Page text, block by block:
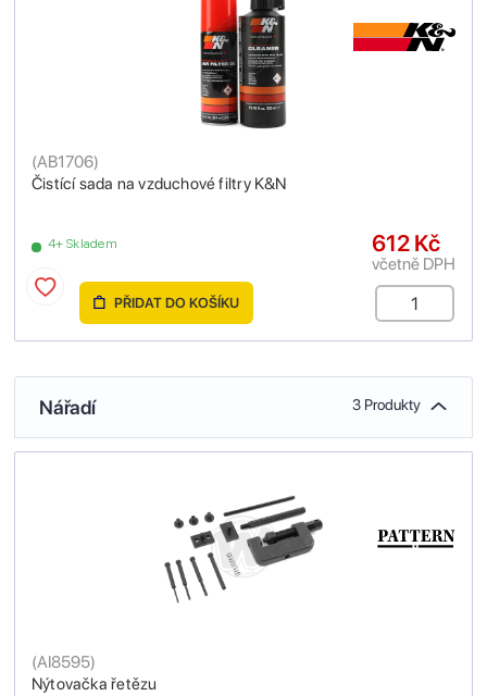
Čistící sada na vzduchové filtry K&N
(AB1706)
4+ Skladem 612 Kč
včetně DPH
PŘIDAT DO KOŠÍKU
Nářadí 3 Produkty
Nýtovačka řetězu
(AI8595)